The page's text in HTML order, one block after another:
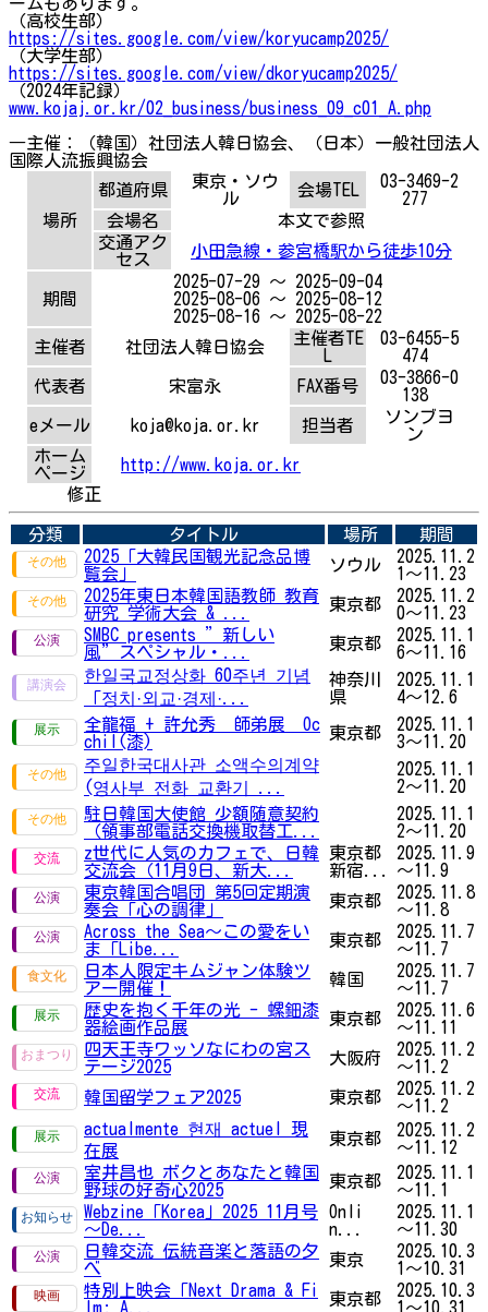
（高校生部）
https://sites.google.com/view/koryucamp2025/
（大学生部）
https://sites.google.com/view/dkoryucamp2025/
（2024年記録）
www.kojaj.or.kr/02_business/business_09_c01_A.php
―主催：（韓国）社団法人韓日協会、（日本）一般社団法人
国際人流振興協会
場所
都道府県
東京・ソウ
ル
会場TEL
03-3469-2
277
会場名
本文で参照
交通アク
セス
小田急線・参宮橋駅から徒歩10分
期間
2025-07-29 ～ 2025-09-04
2025-08-06 ～ 2025-08-12
2025-08-16 ～ 2025-08-22
主催者
社団法人韓日協会
主催者TE
03-6455-5
474
代表者
宋富永 FAX番号
03-3866-0
138
eメール
koja@koja.or.kr 担当者
ソンブヨ
ン
ホーム
ページ
http://www.koja.or.kr
修正
分類 タイトル 場所
期間
2025「大韓民国観光記念品博
覧会」
ソウル
2025.11.2
1～11.23
2025年東日本韓国語教師 教育
研究 学術大会 & ...
東京都
2025.11.2
0～11.23
SMBC presents ”新しい
風”スペシャル・...
東京都
2025.11.1
6～11.16
한일국교정상화 60주년 기념
「︎정치·외교·경제·...
神奈川
県
2025.11.1
4～12.6
全龍福 + 許允秀 師弟展 Oc
chil(漆)
東京都
2025.11.1
3～11.20
주일한국대사관 소액수의계약
(영사부 전화 교환기 ...
2025.11.1
2～11.20
駐日韓国大使館 少額随意契約
（領事部電話交換機取替工...
2025.11.1
2～11.20
z世代に人気のカフェで、日韓
交流会（11月9日、新大...
東京都
新宿...
2025.11.9
～11.9
東京韓国合唱団 第5回定期演
奏会「心の調律」
東京都
2025.11.8
～11.8
Across the Sea～この愛をい
ま「Libe...
東京都
2025.11.7
～11.7
日本人限定キムジャン体験ツ
アー開催！
韓国
2025.11.7
～11.7
歴史を抱く千年の光 - 螺鈿漆
器絵画作品展
東京都
2025.11.6
～11.11
四天王寺ワッソなにわの宮ス
テージ2025
大阪府
2025.11.2
～11.2
韓国留学フェア2025
東京都
2025.11.2
～11.2
actualmente 현재 actuel 現
在展
東京都
2025.11.2
～11.12
室井昌也 ボクとあなたと韓国
野球の好奇心2025
東京都
2025.11.1
～11.1
Webzine「Korea」2025 11月号
～De...
Onli
n...
2025.11.1
～11.30
日韓交流 伝統音楽と落語の夕
べ
東京
2025.10.3
1～10.31
特別上映会「Next Drama & Fi
lm: A...
東京都
2025.10.3
1～10.31